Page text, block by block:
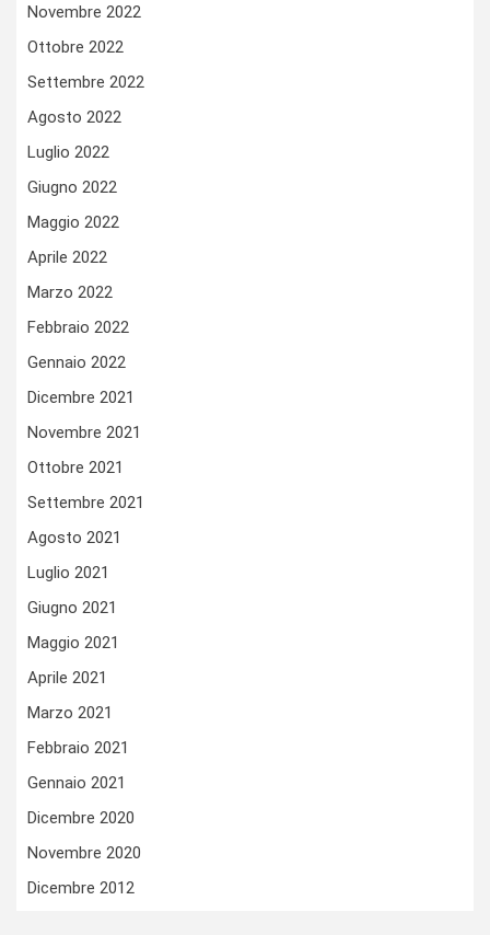
Novembre 2022
Ottobre 2022
Settembre 2022
Agosto 2022
Luglio 2022
Giugno 2022
Maggio 2022
Aprile 2022
Marzo 2022
Febbraio 2022
Gennaio 2022
Dicembre 2021
Novembre 2021
Ottobre 2021
Settembre 2021
Agosto 2021
Luglio 2021
Giugno 2021
Maggio 2021
Aprile 2021
Marzo 2021
Febbraio 2021
Gennaio 2021
Dicembre 2020
Novembre 2020
Dicembre 2012